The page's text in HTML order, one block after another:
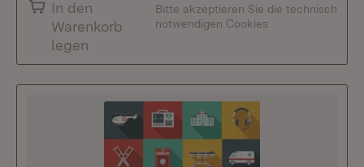
In den
Warenkorb
legen
Bitte akzeptieren Sie die technisch
notwendigen Cookies